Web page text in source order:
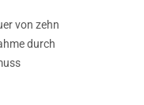
von zehn
durch